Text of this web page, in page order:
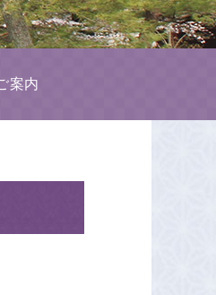
案内